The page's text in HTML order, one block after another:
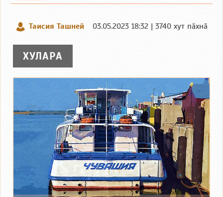
Таисия Ташней 03.05.2023 18:32 | 3740 хут пӑхнӑ
ХУЛАРА